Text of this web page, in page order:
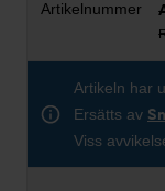
Artikeln har
Ersätts av
Viss